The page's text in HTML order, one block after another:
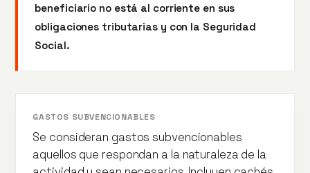
beneficiario no está al corriente en sus
obligaciones tributarias y con la Seguridad
Social.
GASTOS SUBVENCIONABLES
Se consideran gastos subvencionables
aquellos que respondan a la naturaleza de la